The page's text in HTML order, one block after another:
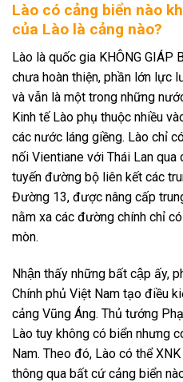
Lào có cảng biển nào
của Lào là cảng nào?
Lào là quốc gia KHÔNG GIÁP
chưa hoàn thiện, phần lớn lực
và vẫn là một trong những
Kinh tế Lào phụ thuộc nhiều
các nước láng giềng. Lào chỉ
nối Vientiane với Thái Lan qua
tuyến đường bộ liên kết các
Đường 13, được nâng cấp
nằm xa các đường chính chỉ
mòn.
Nhận thấy những bất cập ấy,
Chính phủ Việt Nam tạo điều
cảng Vũng Áng. Thủ tướng
Lào tuy không có biển nhưng
Nam. Theo đó, Lào có thể
thông qua bất cứ cảng biển